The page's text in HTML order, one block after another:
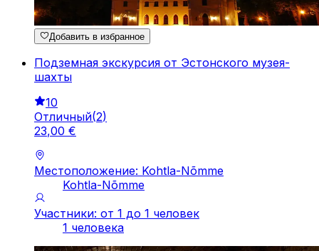
Добавить в избранное
Подземная экскурсия от Эстонского музея-
шахты
10
Отличный(2)
23,00 €
Местоположение: Kohtla-Nõmme
Kohtla-Nõmme
Участники: от 1 до 1 человек
1 человека